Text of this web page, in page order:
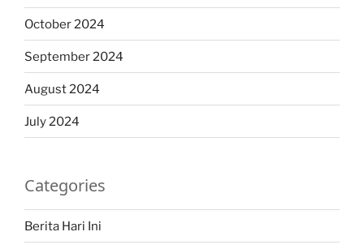
October 2024
September 2024
August 2024
July 2024
Categories
Berita Hari Ini